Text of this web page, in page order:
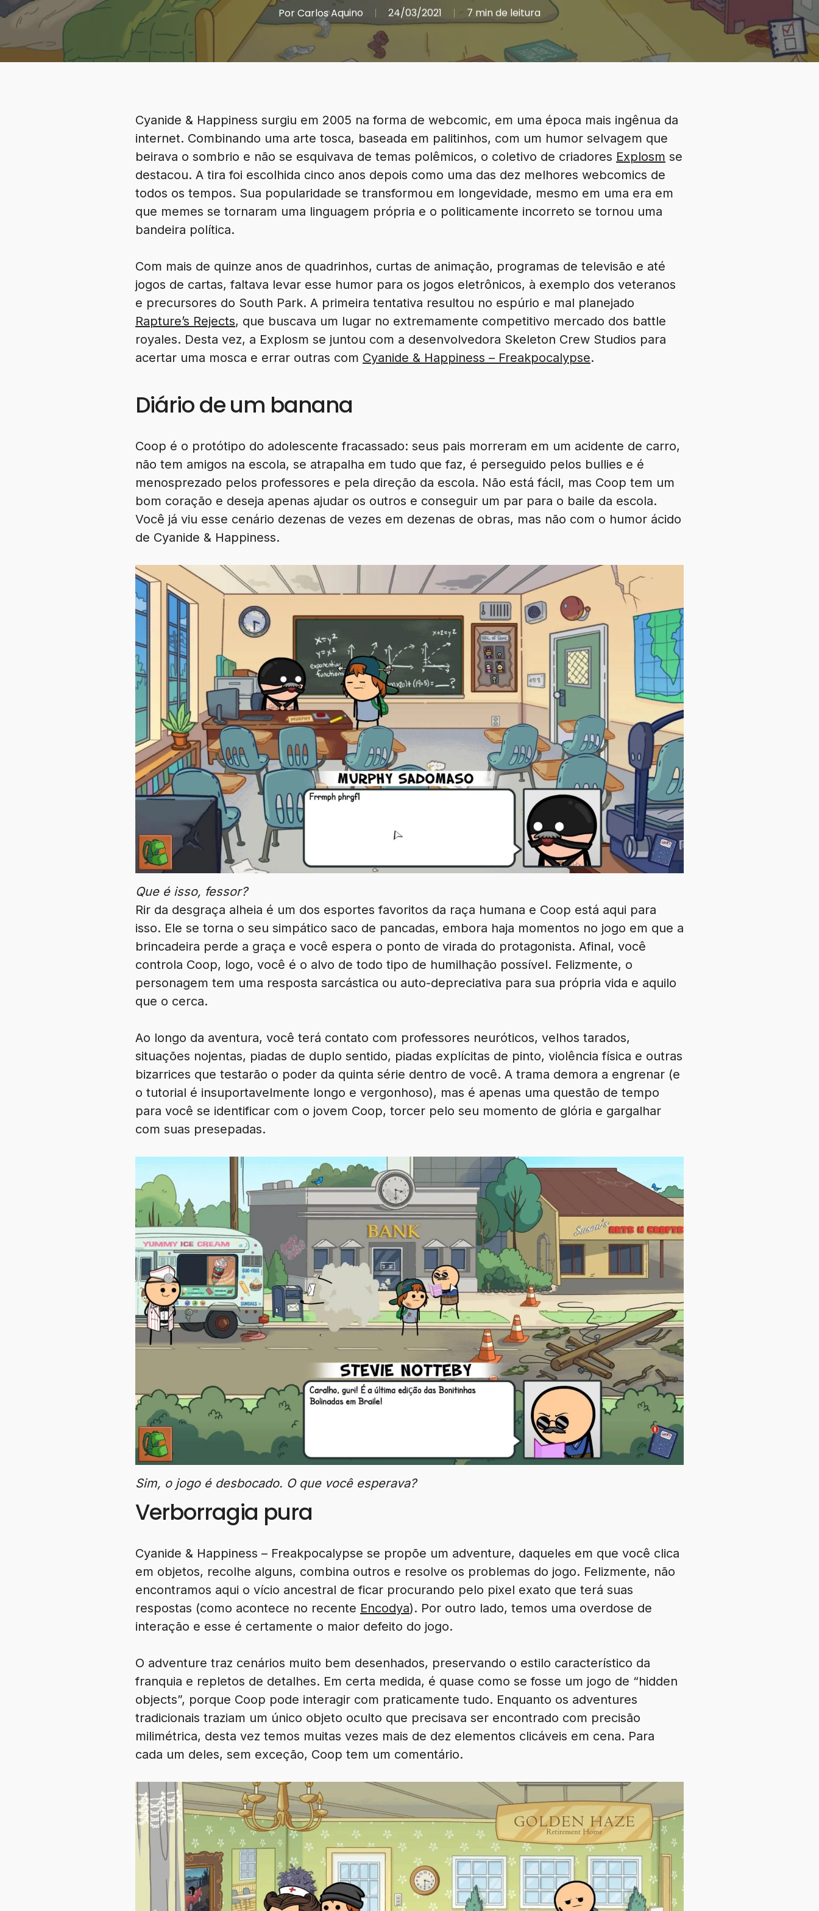
PorCarlos Aquino 24/03/2021 7 min de leitura
Cyanide & Happiness surgiu em 2005 na forma de webcomic, em uma época mais ingênua da
internet. Combinando uma arte tosca, baseada em palitinhos, com um humor selvagem que
beirava o sombrio e não se esquivava de temas polêmicos, o coletivo de criadores Explosm se
destacou. A tira foi escolhida cinco anos depois como uma das dez melhores webcomics de
todos os tempos. Sua popularidade se transformou em longevidade, mesmo em uma era em
que memes se tornaram uma linguagem própria e o politicamente incorreto se tornou uma
bandeira política.
Com mais de quinze anos de quadrinhos, curtas de animação, programas de televisão e até
jogos de cartas, faltava levar esse humor para os jogos eletrônicos, à exemplo dos veteranos
e precursores do South Park. A primeira tentativa resultou no espúrio e mal planejado
Rapture’s Rejects, que buscava um lugar no extremamente competitivo mercado dos battle
royales. Desta vez, a Explosm se juntou com a desenvolvedora Skeleton Crew Studios para
acertar uma mosca e errar outras com Cyanide & Happiness – Freakpocalypse.
Diário de um banana
Coop é o protótipo do adolescente fracassado: seus pais morreram em um acidente de carro,
não tem amigos na escola, se atrapalha em tudo que faz, é perseguido pelos bullies e é
menosprezado pelos professores e pela direção da escola. Não está fácil, mas Coop tem um
bom coração e deseja apenas ajudar os outros e conseguir um par para o baile da escola.
Você já viu esse cenário dezenas de vezes em dezenas de obras, mas não com o humor ácido
de Cyanide & Happiness.
Que é isso, fessor?
Rir da desgraça alheia é um dos esportes favoritos da raça humana e Coop está aqui para
isso. Ele se torna o seu simpático saco de pancadas, embora haja momentos no jogo em que a
brincadeira perde a graça e você espera o ponto de virada do protagonista. Afinal, você
controla Coop, logo, você é o alvo de todo tipo de humilhação possível. Felizmente, o
personagem tem uma resposta sarcástica ou auto-depreciativa para sua própria vida e aquilo
que o cerca.
Ao longo da aventura, você terá contato com professores neuróticos, velhos tarados,
situações nojentas, piadas de duplo sentido, piadas explícitas de pinto, violência física e outras
bizarrices que testarão o poder da quinta série dentro de você. A trama demora a engrenar (e
o tutorial é insuportavelmente longo e vergonhoso), mas é apenas uma questão de tempo
para você se identificar com o jovem Coop, torcer pelo seu momento de glória e gargalhar
com suas presepadas.
Sim, o jogo é desbocado. O que você esperava?
Verborragia pura
Cyanide & Happiness – Freakpocalypse se propõe um adventure, daqueles em que você clica
em objetos, recolhe alguns, combina outros e resolve os problemas do jogo. Felizmente, não
encontramos aqui o vício ancestral de ficar procurando pelo pixel exato que terá suas
respostas (como acontece no recente Encodya). Por outro lado, temos uma overdose de
interação e esse é certamente o maior defeito do jogo.
O adventure traz cenários muito bem desenhados, preservando o estilo característico da
franquia e repletos de detalhes. Em certa medida, é quase como se fosse um jogo de “hidden
objects”, porque Coop pode interagir com praticamente tudo. Enquanto os adventures
tradicionais traziam um único objeto oculto que precisava ser encontrado com precisão
milimétrica, desta vez temos muitas vezes mais de dez elementos clicáveis em cena. Para
cada um deles, sem exceção, Coop tem um comentário.